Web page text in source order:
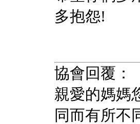
多抱怨!
協會回覆：
親愛的媽媽
同而有所不